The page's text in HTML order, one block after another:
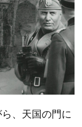
、天国の門に